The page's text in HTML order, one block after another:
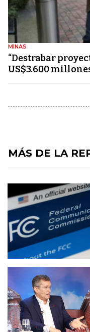
MINAS
“Destrabar
US$3.600
MÁS DE LA